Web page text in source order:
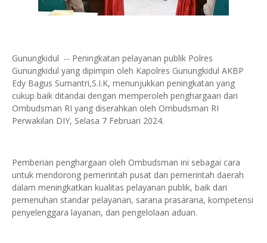
Gunungkidul -- Peningkatan pelayanan publik Polres
Gunungkidul yang dipimpin oleh Kapolres Gunungkidul AKBP
Edy Bagus Sumantri,S.I.K, menunjukkan peningkatan yang
cukup baik ditandai dengan memperoleh penghargaan dari
Ombudsman RI yang diserahkan oleh Ombudsman RI
Perwakilan DIY, Selasa 7 Februari 2024.
Pemberian penghargaan oleh Ombudsman ini sebagai cara
untuk mendorong pemerintah pusat dan pemerintah daerah
dalam meningkatkan kualitas pelayanan publik, baik dari
pemenuhan standar pelayanan, sarana prasarana, kompetensi
penyelenggara layanan, dan pengelolaan aduan.